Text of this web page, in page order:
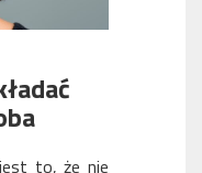
to, że nie